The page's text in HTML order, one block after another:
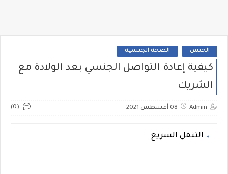
الجنس الصحة الجنسية
كيفية إعادة التواصل الجنسي بعد الولادة مع
الشريك
Admin 08 أغسطس 2021 (0)
التنقل السريع